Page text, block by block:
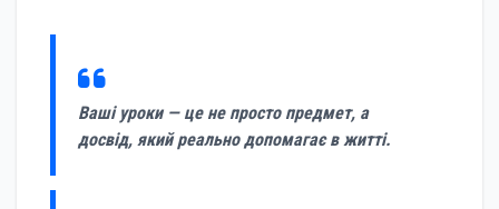
Ваші уроки — це не просто предмет, а
досвід, який реально допомагає в житті.